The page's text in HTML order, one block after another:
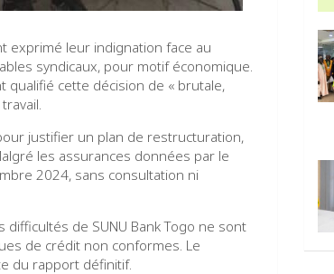
exprimé leur indignation face au
syndicaux, pour motif économique.
qualifié cette décision de « brutale,
justifier un plan de restructuration,
les assurances données par le
2024, sans consultation ni
difficultés de SUNU Bank Togo ne sont
de crédit non conformes. Le
du rapport définitif.